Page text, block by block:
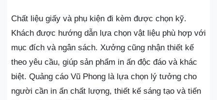
Chất liệu giấy và phụ kiện đi kèm được chọn kỹ.
Khách được hướng dẫn lựa chọn vật liệu phù hợp với
mục đích và ngân sách. Xưởng cũng nhận thiết kế
theo yêu cầu, giúp sản phẩm in ấn độc đáo và khác
biệt. Quảng cáo Vũ Phong là lựa chọn lý tưởng cho
người cần in ấn chất lượng, thiết kế sáng tạo và tiến